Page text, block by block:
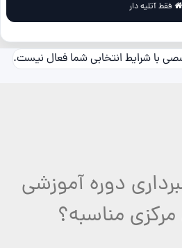
با شرایط انتخابی شما فعال نیست.
دوره آموزشی
مناسبه؟